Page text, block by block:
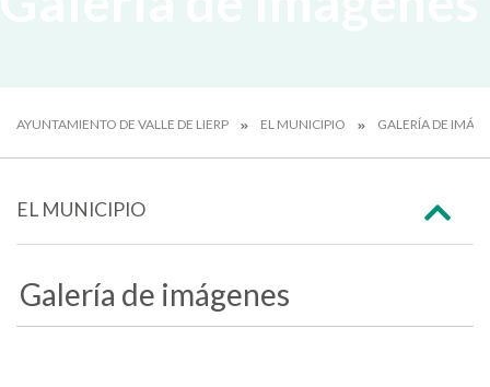
AYUNTAMIENTO DE VALLE DE LIERP EL MUNICIPIO GALERÍA DE
EL MUNICIPIO
Galería de imágenes